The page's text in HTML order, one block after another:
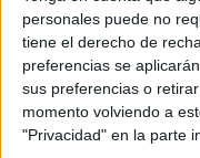
personales puede no
tiene el derecho de
preferencias se
sus preferencias o
momento volviendo a
"Privacidad" en la parte
Cádiz(1)
Granada(1)
Girona(1)
Guipúzcoa
(1)
Illes Balears
(1)
León(1)
Madrid(4)